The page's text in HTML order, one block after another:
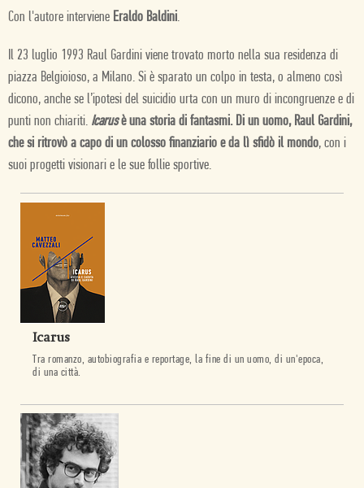
Con l'autore interviene Eraldo Baldini.
Il 23 luglio 1993 Raul Gardini viene trovato morto nella sua residenza di
piazza Belgioioso, a Milano. Si è sparato un colpo in testa, o almeno così
dicono, anche se l’ipotesi del suicidio urta con un muro di incongruenze e di
punti non chiariti. Icarusè una storia di fantasmi. Di un uomo, Raul Gardini,
che si ritrovò a capo di un colosso finanziario e da lì sfidò il mondo, con i
suoi progetti visionari e le sue follie sportive.
Icarus
Tra romanzo, autobiografia e reportage, la fine di un uomo, di un'epoca,
di una città.